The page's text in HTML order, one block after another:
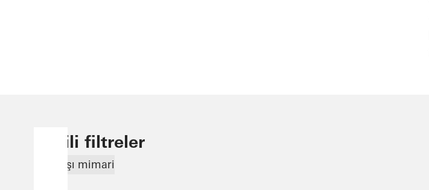
Seçili filtreler
Sıra dışı mimari